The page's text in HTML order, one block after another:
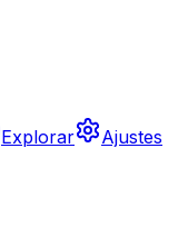
Explorar Ajustes